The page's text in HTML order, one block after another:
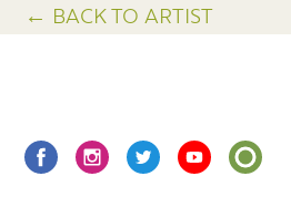
← BACK TO ARTIST